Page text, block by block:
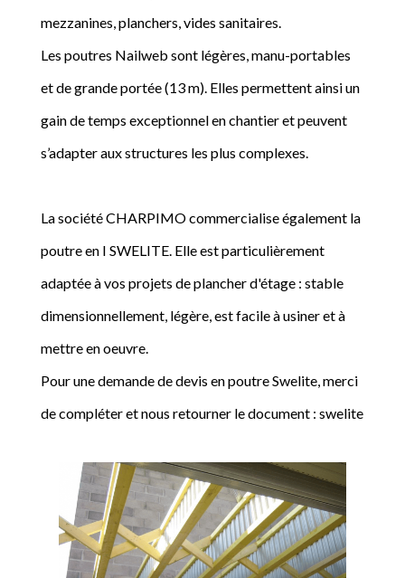
mezzanines, planchers, vides sanitaires.
Les poutres Nailweb sont légères, manu-portables
et de grande portée (13 m). Elles permettent ainsi un
gain de temps exceptionnel en chantier et peuvent
s’adapter aux structures les plus complexes.
La société CHARPIMO commercialise également la
poutre en I SWELITE. Elle est particulièrement
adaptée à vos projets de plancher d'étage : stable
dimensionnellement, légère, est facile à usiner et à
mettre en oeuvre.
Pour une demande de devis en poutre Swelite, merci
de compléter et nous retourner le document : swelite